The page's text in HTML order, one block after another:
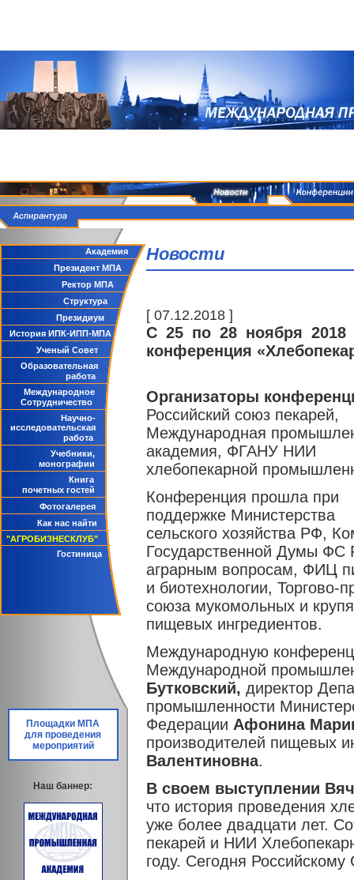
Академия
Президент МПА
Ректор МПА
Структура
Президиум
История ИПК-ИПП-МПА
Ученый Совет
Образовательная
работа
Международное
Сотрудничество
Научно-
исследовательская
работа
Учебники,
монографии
Книга
почетных гостей
Фотогалерея
Как нас найти
"АГРОБИЗНЕСКЛУБ"
Гостиница
Площадки МПА
для проведения
мероприятий
Наш баннер:
Новости
[ 07.12.2018 ]
С 25 по 28 ноября
конференция
Организаторы
Российский союз пекарей,
Международная
академия, ФГАНУ НИИ
хлебопекарной
Конференция прошла при
поддержке Министерства
сельского хозяйства РФ,
Государственной Думы ФС
аграрным вопросам, ФИЦ
и биотехнологии,
союза мукомольных и
пищевых ингредиентов.
Международную
Международной
Бутковский, директор
промышленности
Федерации Афонина
производителей пищевых
Валентиновна.
В своем выступлении
что история проведения
уже более двадцати лет.
пекарей и НИИ
году. Сегодня